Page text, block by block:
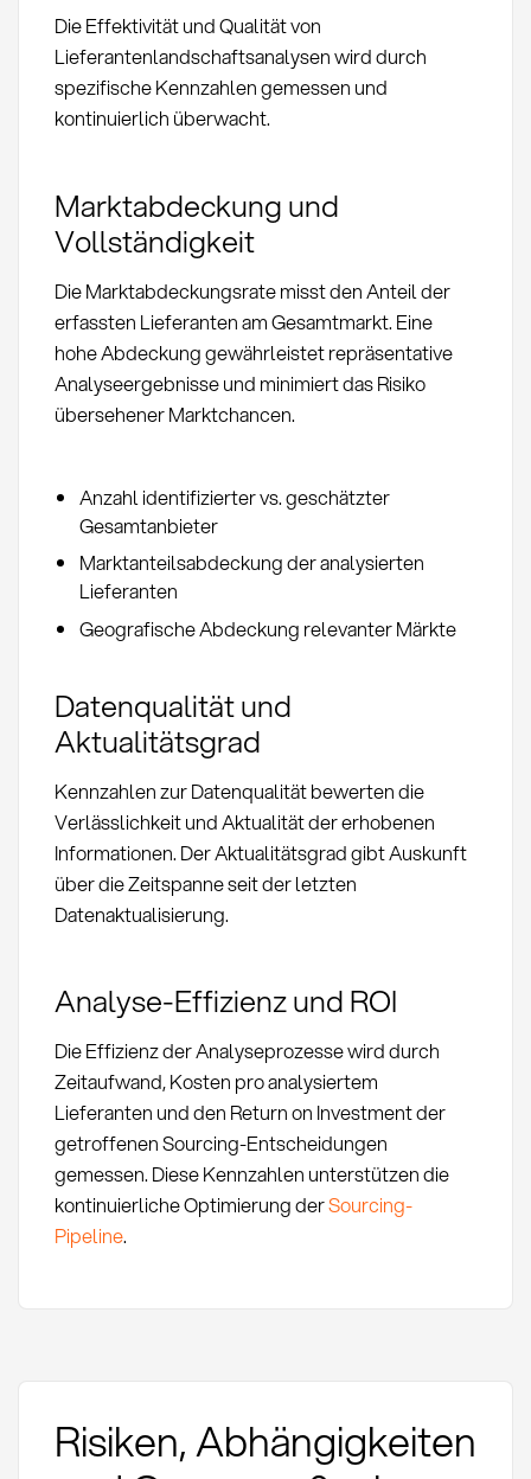
Die Effektivität und Qualität von
Lieferantenlandschaftsanalysen wird durch
spezifische Kennzahlen gemessen und
kontinuierlich überwacht.
Marktabdeckung und
Vollständigkeit
Die Marktabdeckungsrate misst den Anteil der
erfassten Lieferanten am Gesamtmarkt. Eine
hohe Abdeckung gewährleistet repräsentative
Analyseergebnisse und minimiert das Risiko
übersehener Marktchancen.
Anzahl identifizierter vs. geschätzter
Gesamtanbieter
Marktanteilsabdeckung der analysierten
Lieferanten
Geografische Abdeckung relevanter Märkte
Datenqualität und
Aktualitätsgrad
Kennzahlen zur Datenqualität bewerten die
Verlässlichkeit und Aktualität der erhobenen
Informationen. Der Aktualitätsgrad gibt Auskunft
über die Zeitspanne seit der letzten
Datenaktualisierung.
Analyse-Effizienz und ROI
Die Effizienz der Analyseprozesse wird durch
Zeitaufwand, Kosten pro analysiertem
Lieferanten und den Return on Investment der
getroffenen Sourcing-Entscheidungen
gemessen. Diese Kennzahlen unterstützen die
kontinuierliche Optimierung derSourcing-
Pipeline.
Risiken, Abhängigkeiten